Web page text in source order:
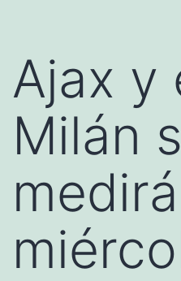
Ajax y
Milán